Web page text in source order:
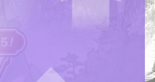
일 출석부! 시즌5